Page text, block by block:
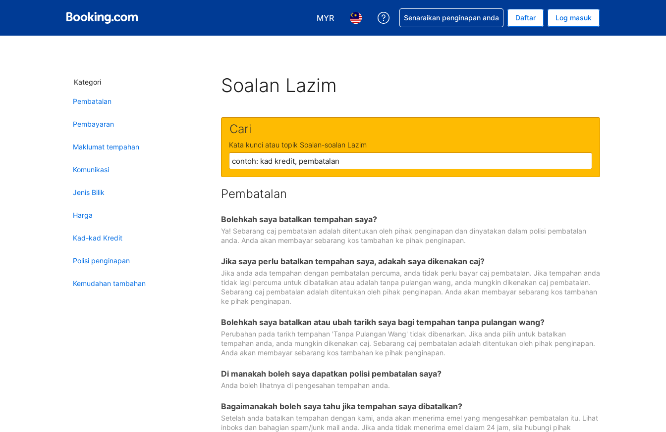
MYR
Pilih mata wang anda. Mata wang semasa anda adalah Ringgit Malaysia
Pilih bahasa anda. Bahasa semasa anda adalah Bahasa Malaysia
Dapatkan bantuan bagi tempahan anda
Senaraikan penginapan anda Daftar Log masuk
Kategori
Pembatalan
Pembayaran
Maklumat tempahan
Komunikasi
Jenis Bilik
Harga
Kad-kad Kredit
Polisi penginapan
Kemudahan tambahan
Soalan Lazim
Cari
Kata kunci atau topik Soalan-soalan Lazim
Pembatalan
Bolehkah saya batalkan tempahan saya?
Ya! Sebarang caj pembatalan adalah ditentukan oleh pihak penginapan dan dinyatakan dalam polisi pembatalan
anda. Anda akan membayar sebarang kos tambahan ke pihak penginapan.
Jika saya perlu batalkan tempahan saya, adakah saya dikenakan caj?
Jika anda ada tempahan dengan pembatalan percuma, anda tidak perlu bayar caj pembatalan. Jika tempahan anda
tidak lagi percuma untuk dibatalkan atau adalah tanpa pulangan wang, anda mungkin dikenakan caj pembatalan.
Sebarang caj pembatalan adalah ditentukan oleh pihak penginapan. Anda akan membayar sebarang kos tambahan
ke pihak penginapan.
Bolehkah saya batalkan atau ubah tarikh saya bagi tempahan tanpa pulangan wang?
Perubahan pada tarikh tempahan 'Tanpa Pulangan Wang' tidak dibenarkan. Jika anda pilih untuk batalkan
tempahan anda, anda mungkin dikenakan caj. Sebarang caj pembatalan adalah ditentukan oleh pihak penginapan.
Anda akan membayar sebarang kos tambahan ke pihak penginapan.
Di manakah boleh saya dapatkan polisi pembatalan saya?
Anda boleh lihatnya di pengesahan tempahan anda.
Bagaimanakah boleh saya tahu jika tempahan saya dibatalkan?
Setelah anda batalkan tempahan dengan kami, anda akan menerima emel yang mengesahkan pembatalan itu. Lihat
inboks dan bahagian spam/junk mail anda. Jika anda tidak menerima emel dalam 24 jam, sila hubungi pihak